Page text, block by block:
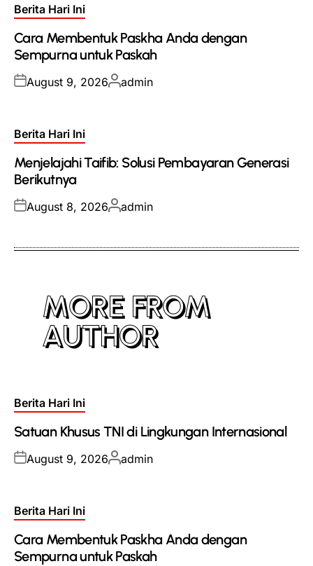
Posted
Berita Hari Ini
Cara Membentuk Paskha Anda dengan
Sempurna untuk Paskah
Posted
August 9, 2026Posted
admin
Posted
Berita Hari Ini
Menjelajahi Taifib: Solusi Pembayaran Generasi
Berikutnya
Posted
August 8, 2026Posted
admin
MORE FROM
AUTHOR
Posted
Berita Hari Ini
Satuan Khusus TNI di Lingkungan Internasional
Posted
August 9, 2026Posted
admin
Posted
Berita Hari Ini
Cara Membentuk Paskha Anda dengan
Sempurna untuk Paskah